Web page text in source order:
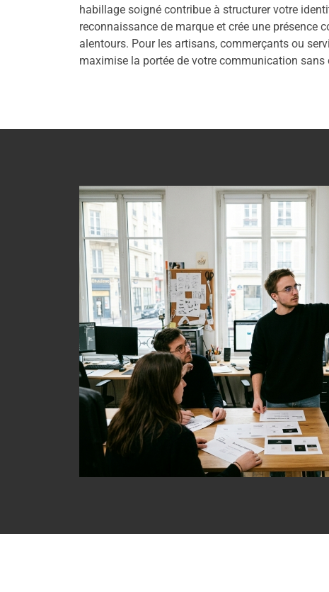
habillage soigné contribue à structurer votre
reconnaissance de marque et crée une présence
alentours. Pour les artisans, commerçants ou
maximise la portée de votre communication sans